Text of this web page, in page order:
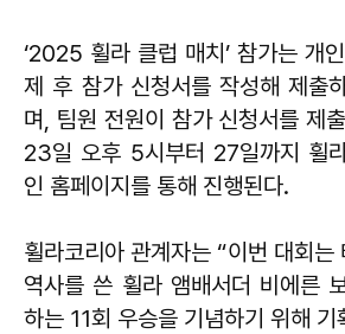
‘2025 휠라 클럽 매치’ 참가는 개
제 후 참가 신청서를 작성해 제출
며, 팀원 전원이 참가 신청서를 제
23일 오후 5시부터 27일까지 휠
인 홈페이지를 통해 진행된다.
휠라코리아 관계자는 “이번 대회는
역사를 쓴 휠라 앰배서더 비에른
하는 11회 우승을 기념하기 위해 기